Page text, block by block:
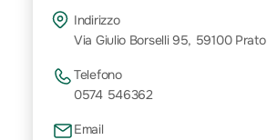
Indirizzo
Via Giulio Borselli 95, 59100 Prato
Telefono
0574 546362
Email